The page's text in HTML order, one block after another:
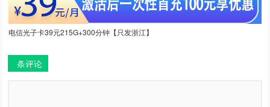
电信光子卡39元215G+300分钟【只发浙江】
条评论